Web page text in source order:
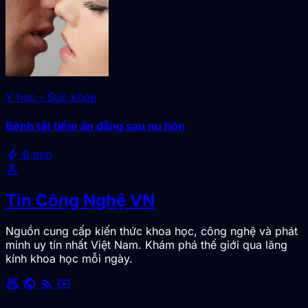
Y học - Sức khỏe
Bệnh tật tiềm ẩn đằng sau nụ hôn
bolt 6 min
science
Tin Công Nghệ VN
Nguồn cung cấp kiến thức khoa học, công nghệ và phát
minh uy tín nhất Việt Nam. Khám phá thế giới qua lăng
kính khoa học mỗi ngày.
social_leaderboard public rss_feed smart_display